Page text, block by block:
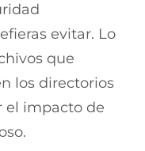
evitar. Lo
que
los directorios
el impacto de